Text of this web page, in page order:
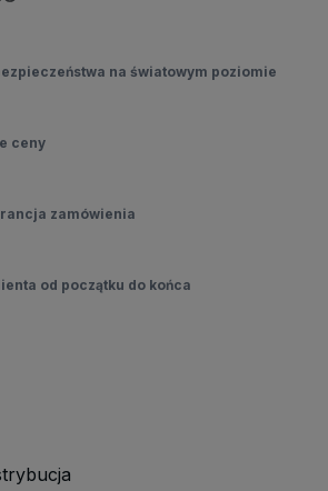
na światowym poziomie
ceny
zamówienia
od początku do końca